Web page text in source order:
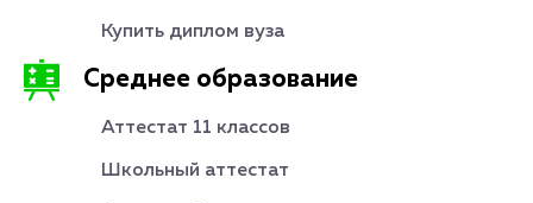
Купить диплом вуза
Среднее образование
Аттестат 11 классов
Школьный аттестат